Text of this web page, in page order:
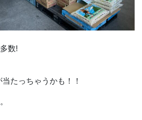
数!
当たっちゃうかも！！